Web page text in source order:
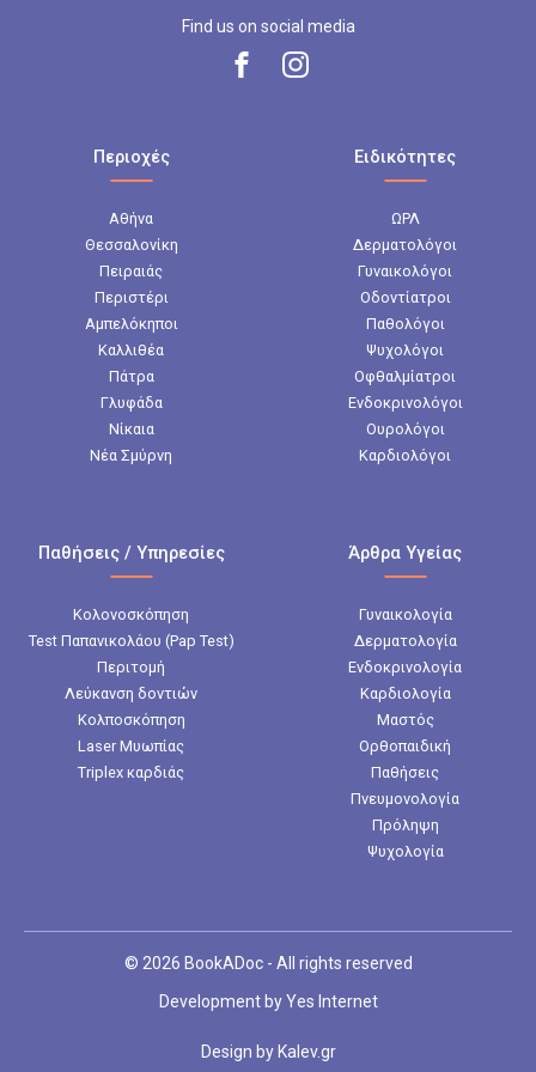
Η Ψυχοθεραπεία βοηθά τα άτομα να κατανοούν
καλύτερα τον εαυτό τους. Να διαχειρίζονται
συμμετέχοντα με επιστημονικές μεθόδους. Ενισχύει
την αυτογνωσία, την ισορροπία και την προσωπική
Find us on social media
Περιοχές
Αθήνα
Θεσσαλονίκη
Πειραιάς
Περιστέρι
Αμπελόκηποι
Καλλιθέα
Πάτρα
Γλυφάδα
Νίκαια
Νέα Σμύρνη
Ειδικότητες
ΩΡΛ
Δερματολόγοι
Γυναικολόγοι
Οδοντίατροι
Παθολόγοι
Ψυχολόγοι
Οφθαλμίατροι
Ενδοκρινολόγοι
Ουρολόγοι
Καρδιολόγοι
Παθήσεις / Υπηρεσίες
Κολονοσκόπηση
Test Παπανικολάου (Pap Test)
Περιτομή
Λεύκανση δοντιών
Κολποσκόπηση
Laser Μυωπίας
Triplex καρδιάς
Άρθρα Υγείας
Γυναικολογία
Δερματολογία
Ενδοκρινολογία
Καρδιολογία
Μαστός
Ορθοπαιδική
Παθήσεις
Πνευμονολογία
Πρόληψη
Ψυχολογία
© 2026 BookADoc - All rights reserved
Development byYes Internet
Design by Kalev.gr